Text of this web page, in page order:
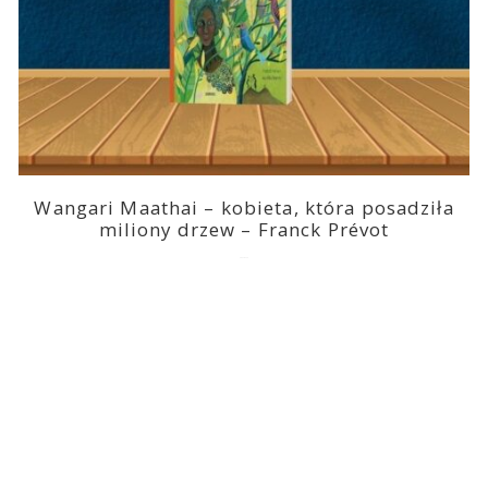
Wangari Maathai – kobieta, która posadziła
miliony drzew – Franck Prévot